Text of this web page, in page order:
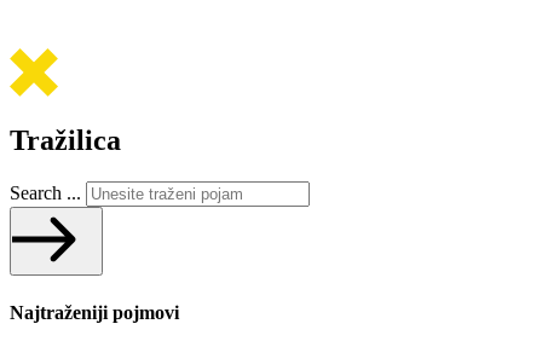
Tražilica
Search ...
Najtraženiji pojmovi